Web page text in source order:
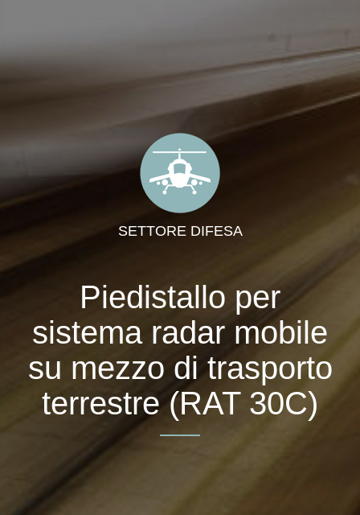
SETTORE DIFESA
Piedistallo per
sistema radar mobile
su mezzo di trasporto
terrestre (RAT 30C)